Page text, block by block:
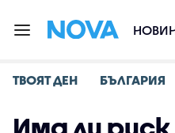
ТВОЯТ ДЕН БЪЛГАРИЯ
Има ли